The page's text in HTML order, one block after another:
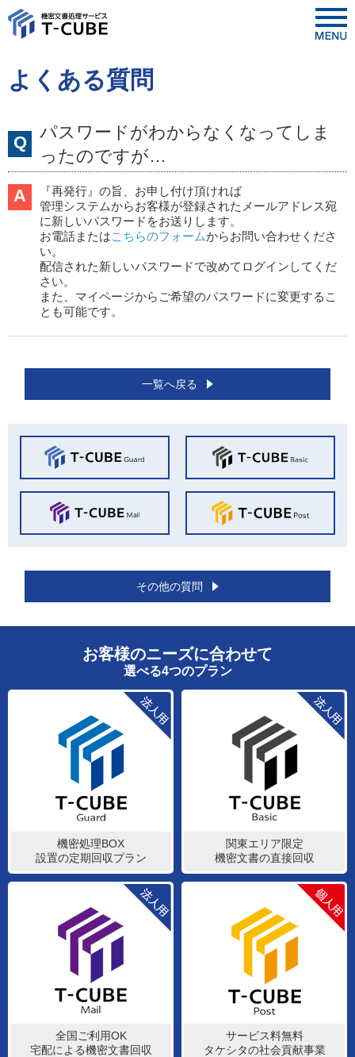
よくある質問
Q
パスワードがわからなくなってしま
ったのですが…
A
『再発行』の旨、お申し付け頂ければ
管理システムからお客様が登録されたメールアドレス宛
に新しいパスワードをお送りします。
お電話またはこちらのフォームからお問い合わせくださ
い。
配信された新しいパスワードで改めてログインしてくだ
さい。
また、マイページからご希望のパスワードに変更するこ
とも可能です。
一覧へ戻る
その他の質問
お客様のニーズに合わせて
選べる4つのプラン
機密処理BOX
設置の定期回収プラン
関東エリア限定
機密文書の直接回収
全国ご利用OK
宅配による機密文書回収
サービス料無料
タケシタの社会貢献事業